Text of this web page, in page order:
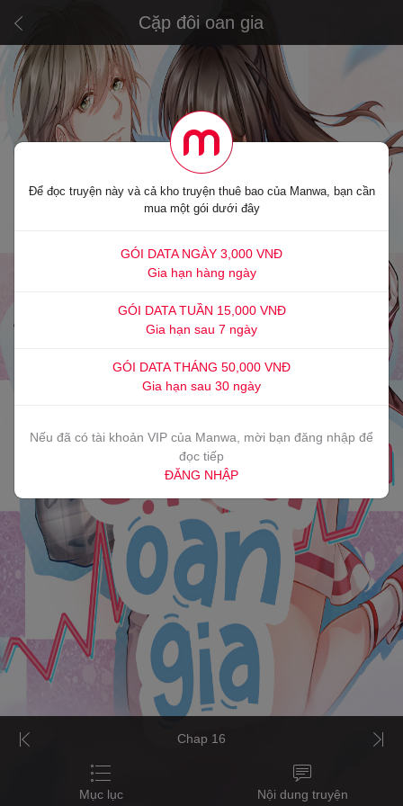
Cặp đôi oan gia
Chap 16
Mục lục Nội dung truyện
Để đọc truyện này và cả kho truyện thuê bao của Manwa, bạn cần
mua một gói dưới đây
GÓI DATA NGÀY 3,000 VNĐ
Gia hạn hàng ngày
GÓI DATA TUẦN 15,000 VNĐ
Gia hạn sau 7 ngày
GÓI DATA THÁNG 50,000 VNĐ
Gia hạn sau 30 ngày
Nếu đã có tài khoản VIP của Manwa, mời bạn đăng nhập để
đọc tiếp
ĐĂNG NHẬP